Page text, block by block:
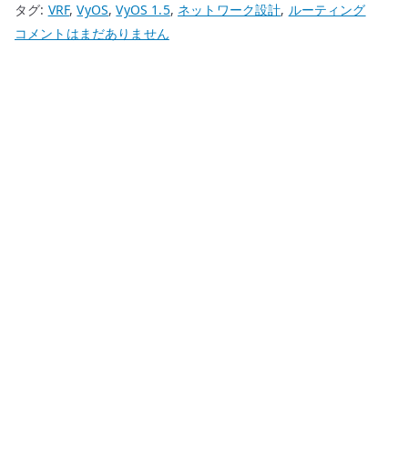
タグ: VRF,VyOS,VyOS 1.5, ネットワーク設計, ルーティング
VyOS
コメントはまだありません